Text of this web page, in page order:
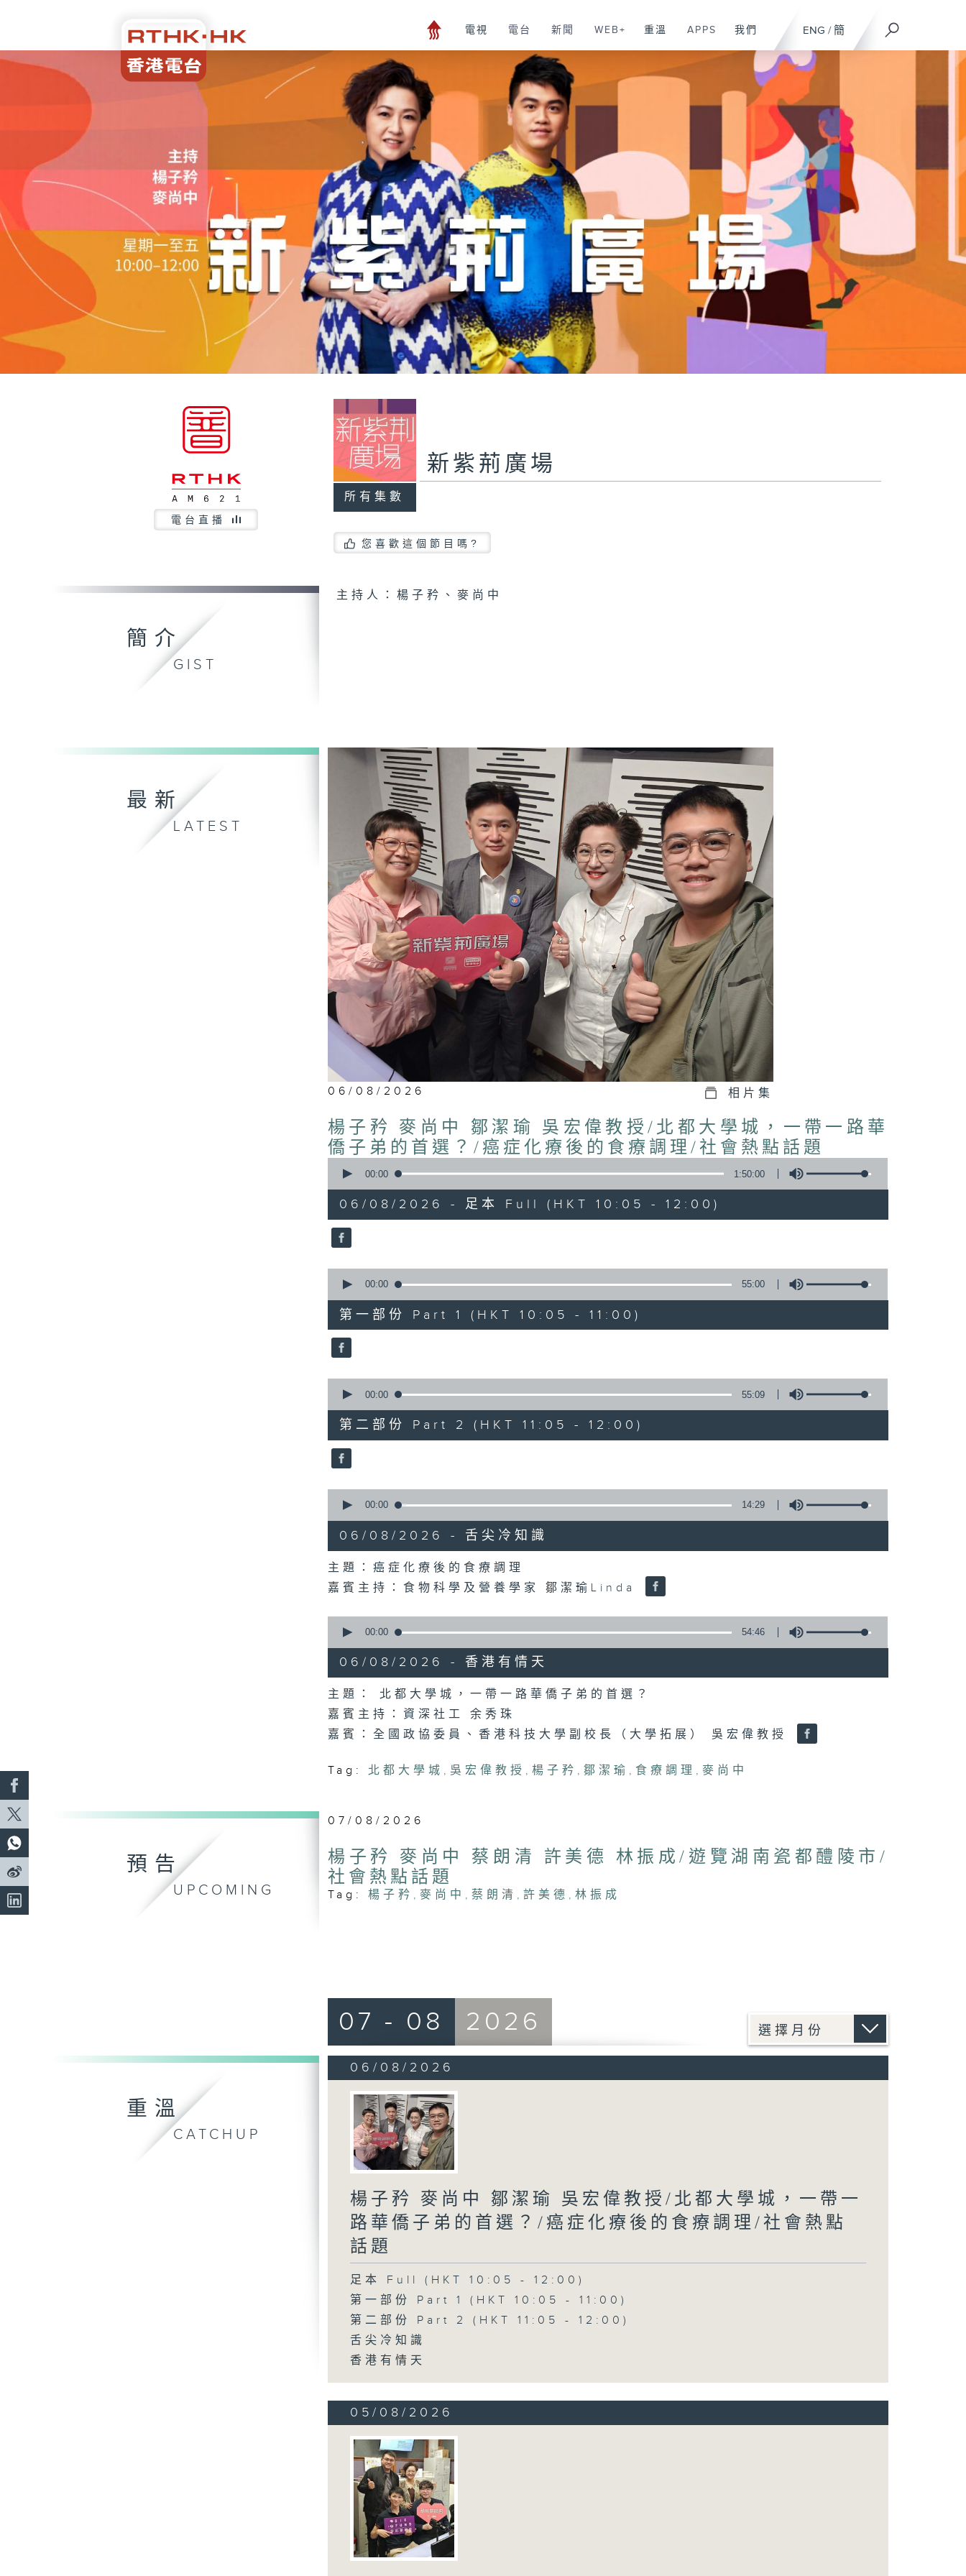
ENG / 簡
電視 電台 新聞 WEB+ 重溫 APPS 我們
電台直播
所有集數
新紫荊廣場
您喜歡這個節目嗎?
簡介
GIST
主持人：楊子矜、麥尚中
最新
LATEST
06/08/2026 相片集
楊子矜 麥尚中 鄒潔瑜 吳宏偉教授/北都大學城，一帶一路華
僑子弟的首選？/癌症化療後的食療調理/社會熱點話題
seconds
hour,
50
minutes,
90%
00:00 1:50:00
06/08/2026 - 足本 Full (HKT 10:05 - 12:00)
seconds
55
minutes,
0
seconds
90%
00:00 55:00
第一部份 Part 1 (HKT 10:05 - 11:00)
seconds
55
minutes,
9
seconds
90%
00:00 55:09
第二部份 Part 2 (HKT 11:05 - 12:00)
seconds
14
minutes,
29
secondsVolume
90%
00:00 14:29
06/08/2026 - 舌尖冷知識
主題：癌症化療後的食療調理
嘉賓主持：食物科學及營養學家 鄒潔瑜Linda
seconds
54
minutes,
46
secondsVolume
90%
00:00 54:46
06/08/2026 - 香港有情天
主題： 北都大學城，一帶一路華僑子弟的首選？
嘉賓主持：資深社工 余秀珠
嘉賓：全國政協委員、香港科技大學副校長（大學拓展） 吳宏偉教授
Tag: 北都大學城 , 吳宏偉教授 , 楊子矜 , 鄒潔瑜 , 食療調理 , 麥尚中
預告
UPCOMING
07/08/2026
楊子矜 麥尚中 蔡朗清 許美德 林振成/遊覽湖南瓷都醴陵市/
社會熱點話題
Tag: 楊子矜 , 麥尚中 , 蔡朗清 , 許美德 , 林振成
重溫
CATCHUP
07 - 08 2026
06/08/2026
楊子矜 麥尚中 鄒潔瑜 吳宏偉教授/北都大學城，一帶一
路華僑子弟的首選？/癌症化療後的食療調理/社會熱點
話題
足本 Full (HKT 10:05 - 12:00)
第一部份 Part 1 (HKT 10:05 - 11:00)
第二部份 Part 2 (HKT 11:05 - 12:00)
舌尖冷知識
香港有情天
05/08/2026